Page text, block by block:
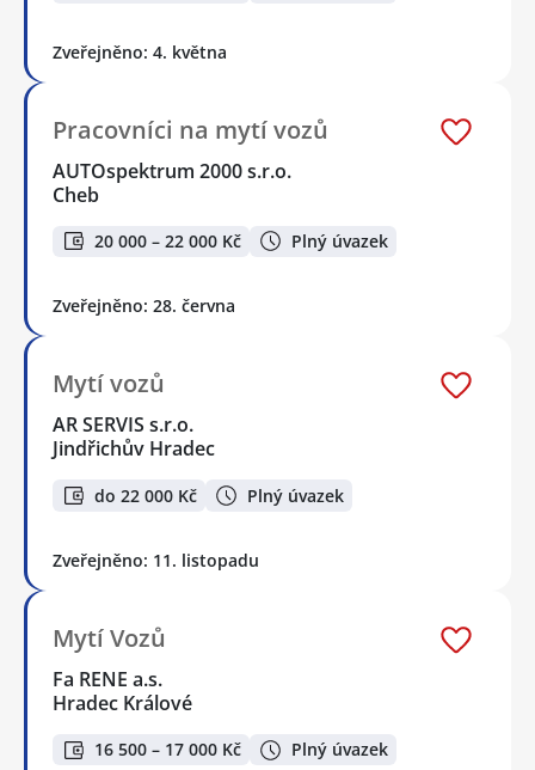
Zveřejněno: 4. května
Pracovníci na mytí vozů
AUTOspektrum 2000 s.r.o.
Cheb
20 000 – 22 000 Kč Plný úvazek
Zveřejněno: 28. června
Mytí vozů
AR SERVIS s.r.o.
Jindřichův Hradec
do 22 000 Kč Plný úvazek
Zveřejněno: 11. listopadu
Mytí Vozů
Fa RENE a.s.
Hradec Králové
16 500 – 17 000 Kč Plný úvazek